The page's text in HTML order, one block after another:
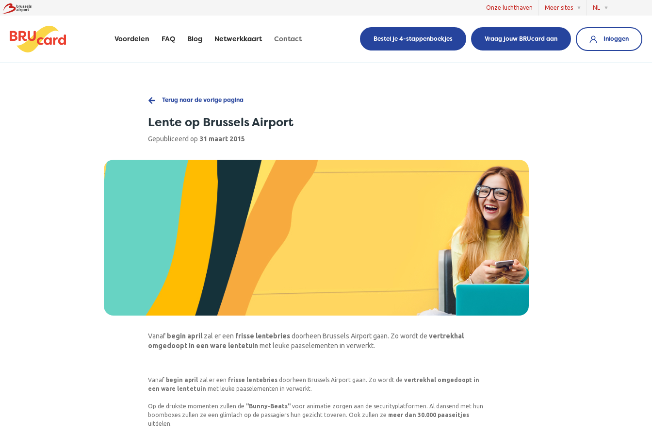
Onze luchthaven Meer sites NL
Voordelen FAQ Blog Netwerkkaart Contact Bestel je 4-stappenboekjes Vraag jouw BRUcard aan Inloggen
Terug naar de vorige pagina
Lente op Brussels Airport
Gepubliceerd op 31 maart 2015
Vanaf begin aprilzal er een frisse lentebriesdoorheen Brussels Airport gaan. Zo wordt devertrekhal
omgedoopt in een ware lentetuin met leuke paaselementen in verwerkt.
Vanaf begin april zal er een frisse lentebries doorheen Brussels Airport gaan. Zo wordt devertrekhal omgedoopt in
een ware lentetuin met leuke paaselementen in verwerkt.
Op de drukste momenten zullen de "Bunny-Beats" voor animatie zorgen aan de securityplatformen. Al dansend met hun
boomboxes zullen ze een glimlach op de passagiers hun gezicht toveren. Ook zullen ze meer dan 30.000 paaseitjes
uitdelen.